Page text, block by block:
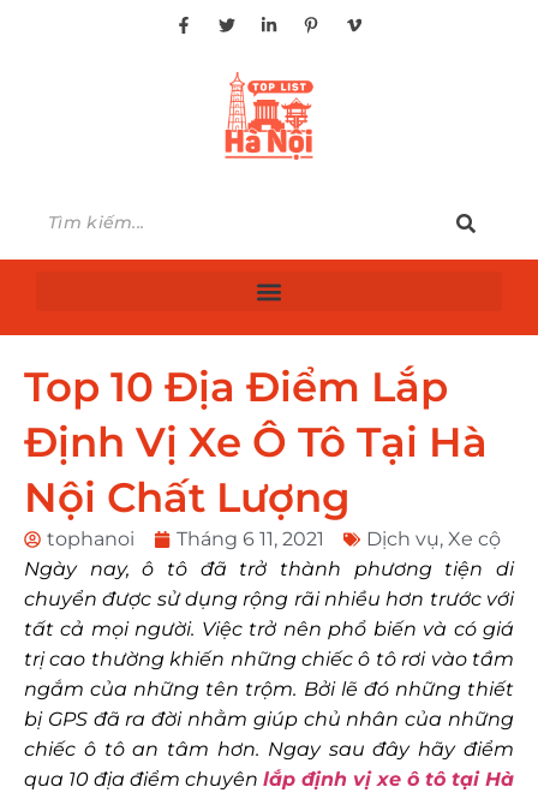
Top 10 Địa Điểm Lắp
Định Vị Xe Ô Tô Tại Hà
Nội Chất Lượng
tophanoi Tháng 6 11, 2021 Dịch vụ, Xe cộ
Ngày nay, ô tô đã trở thành phương tiện di
chuyển được sử dụng rộng rãi nhiều hơn trước với
tất cả mọi người. Việc trở nên phổ biến và có giá
trị cao thường khiến những chiếc ô tô rơi vào tầm
ngắm của những tên trộm. Bởi lẽ đó những thiết
bị GPS đã ra đời nhằm giúp chủ nhân của những
chiếc ô tô an tâm hơn. Ngay sau đây hãy điểm
qua 10 địa điểm chuyên lắp định vị xe ô tô tại Hà